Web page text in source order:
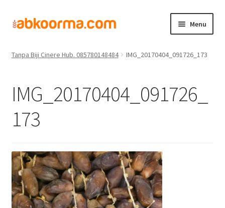
Menu
Home
Cara Order
Tanpa Biji Cinere Hub. 085780148484
IMG_20170404_091726_173
IMG_20170404_091726_
173